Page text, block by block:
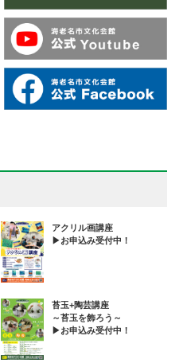
アクリル画講座
▶お申込み受付中！
苔玉+陶芸講座
～苔玉を飾ろう～
▶お申込み受付中！